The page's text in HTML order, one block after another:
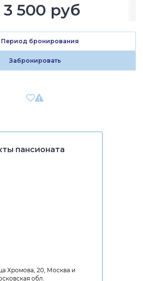
3 500 руб
Период бронирования
Забронировать
пансионата
Хромова, 20, Москва и
обл.